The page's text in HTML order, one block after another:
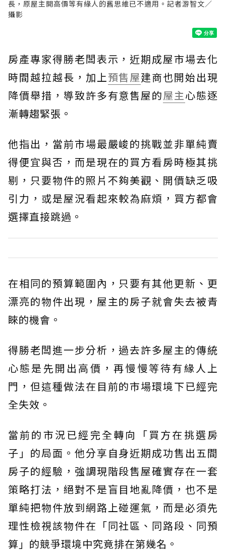
長，原屋主開高價等有緣人的舊思維已不適用。記者游智文／
攝影
房產專家得勝老闆表示，近期成屋市場去化
時間越拉越長，加上預售屋建商也開始出現
降價舉措，導致許多有意售屋的屋主心態逐
漸轉趨緊張。
他指出，當前市場最嚴峻的挑戰並非單純賣
得便宜與否，而是現在的買方看房時極其挑
剔，只要物件的照片不夠美觀、開價缺乏吸
引力，或是屋況看起來較為麻煩，買方都會
選擇直接跳過。
在相同的預算範圍內，只要有其他更新、更
漂亮的物件出現，屋主的房子就會失去被青
睞的機會。
得勝老闆進一步分析，過去許多屋主的傳統
心態是先開出高價，再慢慢等待有緣人上
門，但這種做法在目前的市場環境下已經完
全失效。
當前的市況已經完全轉向「買方在挑選房
子」的局面。他分享自身近期成功售出五間
房子的經驗，強調現階段售屋確實存在一套
策略打法，絕對不是盲目地亂降價，也不是
單純把物件放到網路上碰運氣，而是必須先
理性檢視該物件在「同社區、同路段、同預
算」的競爭環境中究竟排在第幾名。